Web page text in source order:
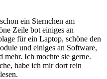
ein Sternchen am
Zeile bot einiges an
für ein Laptop, schöne den
und einiges an Software,
Ich mochte sie gerne.
habe ich mir dort rein